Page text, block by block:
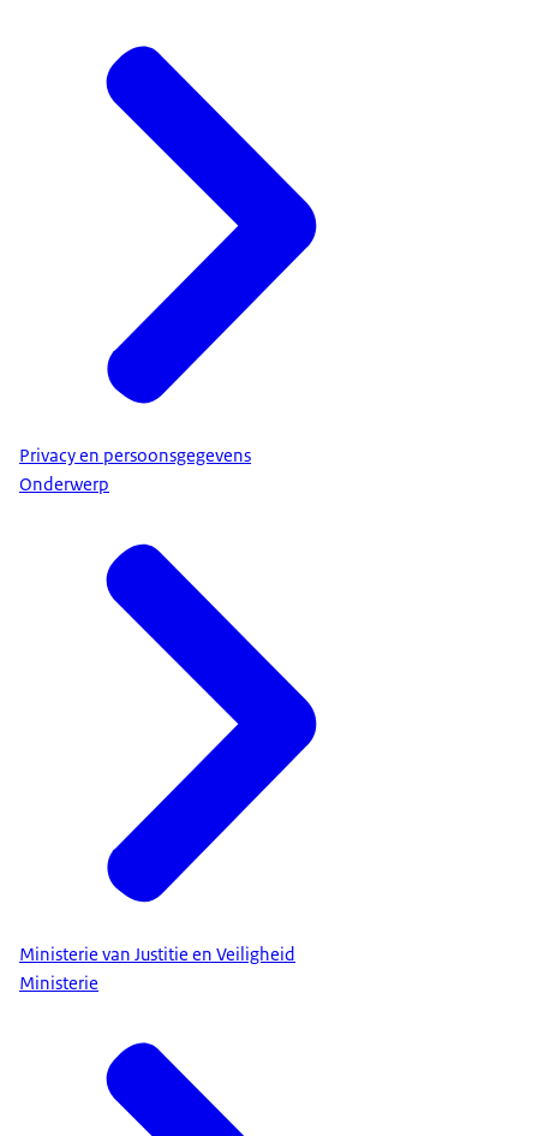
Privacy en persoonsgegevens
Onderwerp
Ministerie van Justitie en Veiligheid
Ministerie